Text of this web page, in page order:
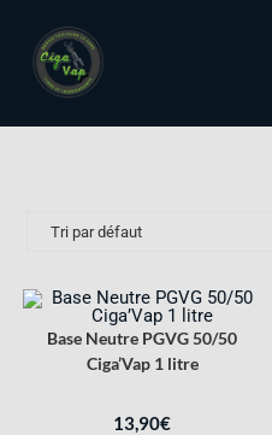
Base Neutre PGVG 50/50
Ciga’Vap 1 litre
13,90€